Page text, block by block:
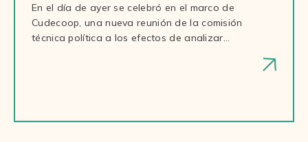
En el día de ayer se celebró en el marco de
Cudecoop, una nueva reunión de la comisión
técnica política a los efectos de analizar…